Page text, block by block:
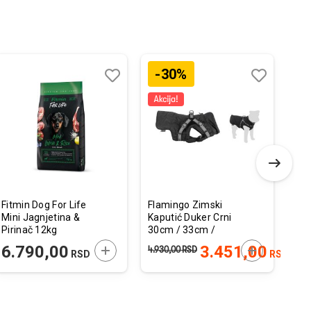
KORPU
Fitmin Dog For Life
Mini Jagnjetina &
Pirinač 12kg
6.790,00 RSD DODAJTE U KORPU
-30%
Flamingo Zimski
Kaputić Duker Crni
30cm / 33cm /
3.451,00 RSD
4.930,00RSD DODAJTE U
listu
želja